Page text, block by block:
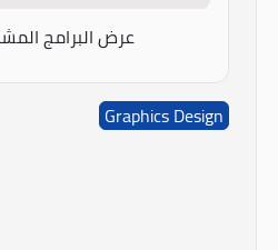
عرض البرامج
Graphics Design